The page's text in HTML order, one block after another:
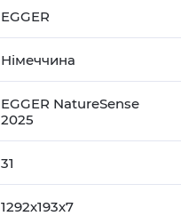
EGGER
Німеччина
EGGER NatureSense
2025
31
1292х193х7